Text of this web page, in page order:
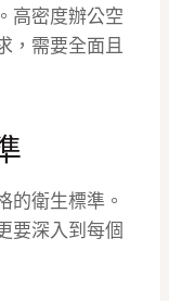
高密度辦公空
，需要全面且
的衛生標準。
要深入到每個